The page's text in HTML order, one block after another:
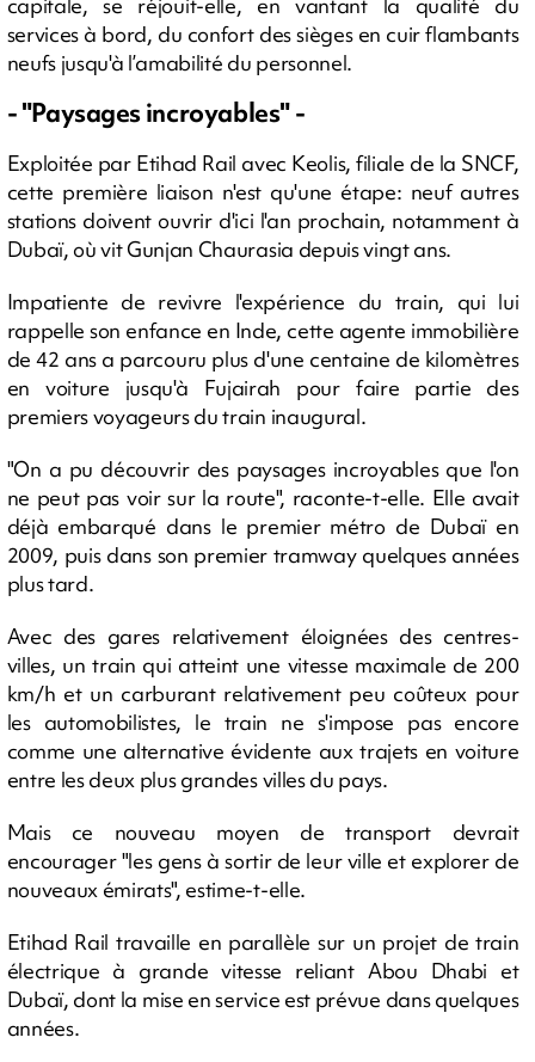
services à bord, du confort des sièges en cuir flambants
neufs jusqu'à l’amabilité du personnel.
- "Paysages incroyables" -
Exploitée par Etihad Rail avec Keolis, filiale de la SNCF,
cette première liaison n'est qu'une étape: neuf autres
stations doivent ouvrir d'ici l'an prochain, notamment à
Dubaï, où vit Gunjan Chaurasia depuis vingt ans.
Impatiente de revivre l'expérience du train, qui lui
rappelle son enfance en Inde, cette agente immobilière
de 42 ans a parcouru plus d'une centaine de kilomètres
en voiture jusqu'à Fujairah pour faire partie des
premiers voyageurs du train inaugural.
"On a pu découvrir des paysages incroyables que l'on
ne peut pas voir sur la route", raconte-t-elle. Elle avait
déjà embarqué dans le premier métro de Dubaï en
2009, puis dans son premier tramway quelques années
plus tard.
Avec des gares relativement éloignées des centres-
villes, un train qui atteint une vitesse maximale de 200
km/h et un carburant relativement peu coûteux pour
les automobilistes, le train ne s'impose pas encore
comme une alternative évidente aux trajets en voiture
entre les deux plus grandes villes du pays.
Mais ce nouveau moyen de transport devrait
encourager "les gens à sortir de leur ville et explorer de
nouveaux émirats", estime-t-elle.
Etihad Rail travaille en parallèle sur un projet de train
électrique à grande vitesse reliant Abou Dhabi et
Dubaï, dont la mise en service est prévue dans quelques
années.